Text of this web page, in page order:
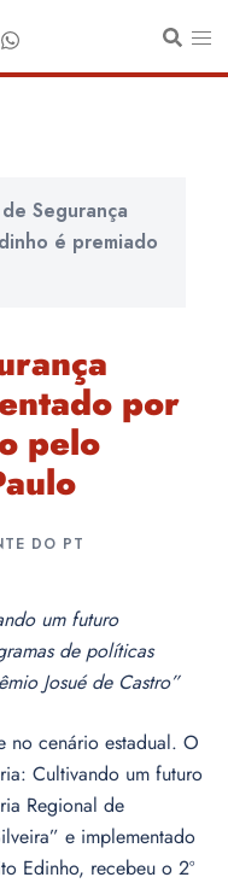
Segurança
é premiado
por
pelo
DO PT
um futuro
de políticas
Josué de Castro”
no cenário estadual. O
Cultivando um futuro
Regional de
e implementado
Edinho, recebeu o 2º